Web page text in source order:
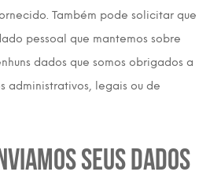
Também pode solicitar que
pessoal que mantemos sobre
dados que somos obrigados a
administrativos, legais ou de
seus dados